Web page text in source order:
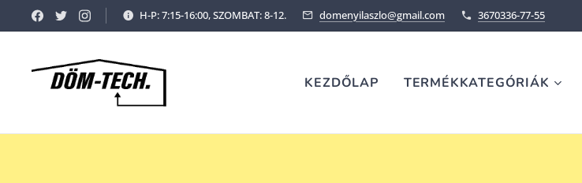
H-P: 7:15-16:00, SZOMBAT: 8-12. domenyilaszlo@gmail.com 3670336-77-55
KEZDŐLAP TERMÉKKATEGÓRIÁK